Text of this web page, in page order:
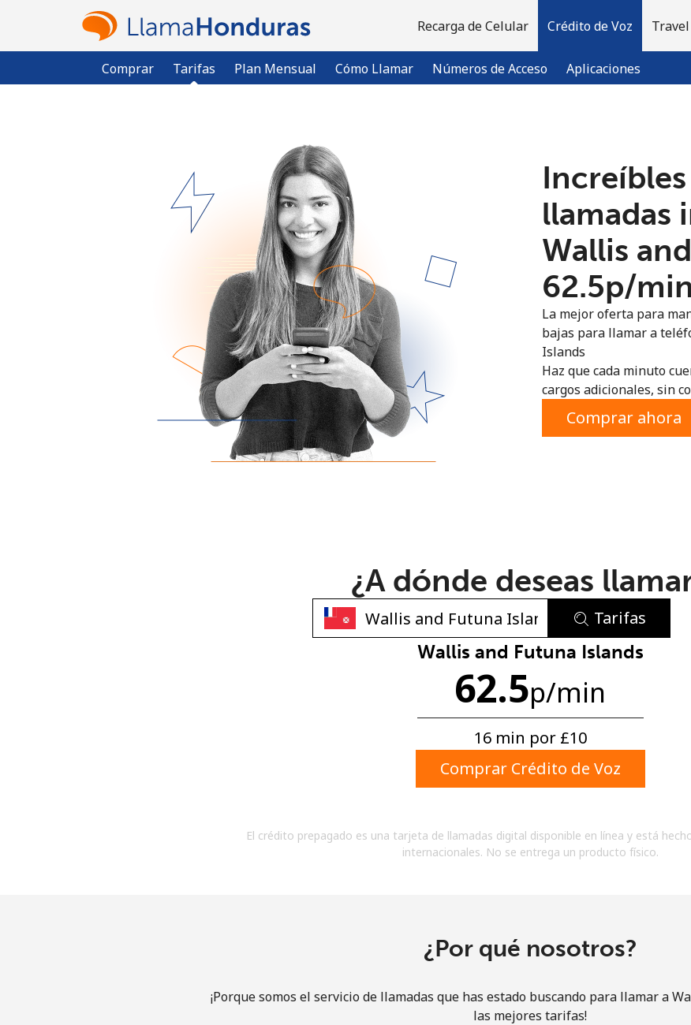
Recarga de Celular Crédito de Voz
Comprar Tarifas Plan Mensual Cómo Llamar Números de Acceso Aplicaciones
¿Ya tienes una cuenta? Inicia sesión →
Regístrate con
No se ha creado una contraseña
Mínimo 8 caracteres
Una letra mayúscula y una minúscula
Un caracter especial
acuerdo con estos
Términos y condiciones.
Únete
llamadas
Wallis
⁦62.5p⁩/min
La mejor oferta para
bajas para llamar a
Islands
Haz que cada minuto
cargos adicionales, sin
Comprar ahora
¿A dónde deseas
Tarifas
Wallis and Futuna Islands
62.5p/min
16 min por ⁦£10⁩
Comprar Crédito de Voz
El crédito prepagado es una tarjeta de llamadas digital disponible en línea y está
internacionales. No se entrega un producto físico.
¿Por qué nosotros?
¡Porque somos el servicio de llamadas que has estado buscando para llamar a
las mejores tarifas!